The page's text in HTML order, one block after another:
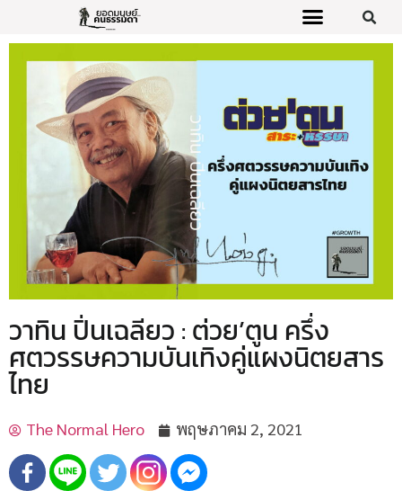
วาทิน ปิ่นเฉลียว : ต่วย’ตูน ครึ่ง
ศตวรรษความบันเทิงคู่แผงนิตยสาร
ไทย
The Normal Hero พฤษภาคม 2, 2021